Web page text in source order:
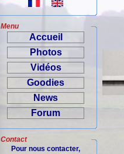
Menu
Accueil
Photos
Vidéos
Goodies
News
Forum
Contact
Pour nous contacter,